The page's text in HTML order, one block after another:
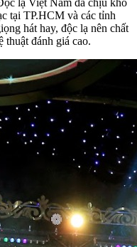
tại TP.HCM và các tỉnh
hát hay, độc lạ nên chất
đánh giá cao.